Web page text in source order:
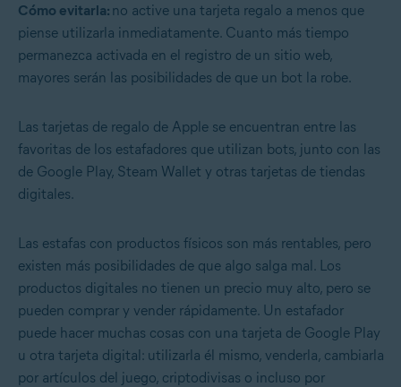
Cómo evitarla: no active una tarjeta regalo a menos que
piense utilizarla inmediatamente. Cuanto más tiempo
permanezca activada en el registro de un sitio web,
mayores serán las posibilidades de que un bot la robe.
Las tarjetas de regalo de Apple se encuentran entre las
favoritas de los estafadores que utilizan bots, junto con las
de Google Play, Steam Wallet y otras tarjetas de tiendas
digitales.
Las estafas con productos físicos son más rentables, pero
existen más posibilidades de que algo salga mal. Los
productos digitales no tienen un precio muy alto, pero se
pueden comprar y vender rápidamente. Un estafador
puede hacer muchas cosas con una tarjeta de Google Play
u otra tarjeta digital: utilizarla él mismo, venderla, cambiarla
por artículos del juego, criptodivisas o incluso por